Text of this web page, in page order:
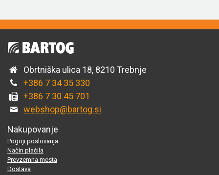
Obrtniška ulica 18, 8210 Trebnje
+386 7 34 35 330
+386 7 30 45 701
webshop@bartog.si
Nakupovanje
Pogoji poslovanja
Način plačila
Prevzemna mesta
Dostava